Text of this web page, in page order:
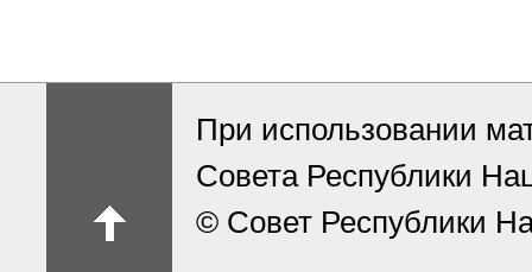
При использовании
Совета Республики
© Совет Республики